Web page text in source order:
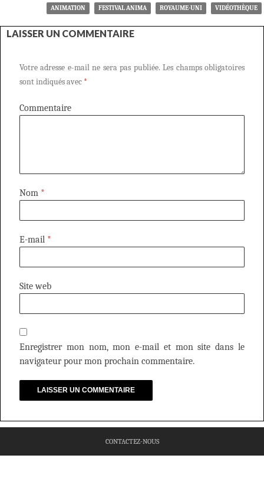
ANIMATION FESTIVAL ANIMA ROYAUME-UNI VIDÉOTHÈQUE
LAISSER UN COMMENTAIRE
Votre adresse e-mail ne sera pas publiée. Les champs obligatoires
sont indiqués avec *
Commentaire
Nom *
E-mail *
Site web
Enregistrer mon nom, mon e-mail et mon site dans le
navigateur pour mon prochain commentaire.
CONTACTEZ-NOUS